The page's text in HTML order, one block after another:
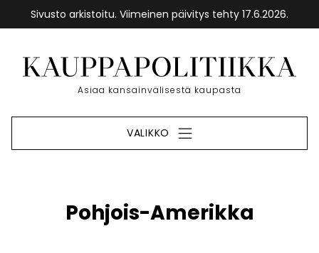
Sivusto arkistoitu. Viimeinen päivitys tehty 17.6.2026.
sisältöön
Etusivu
Asiaa kansainvälisestä kaupasta
VALIKKO
Pohjois-Amerikka